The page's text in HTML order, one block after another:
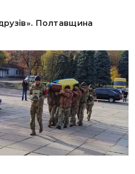
Полтавщина